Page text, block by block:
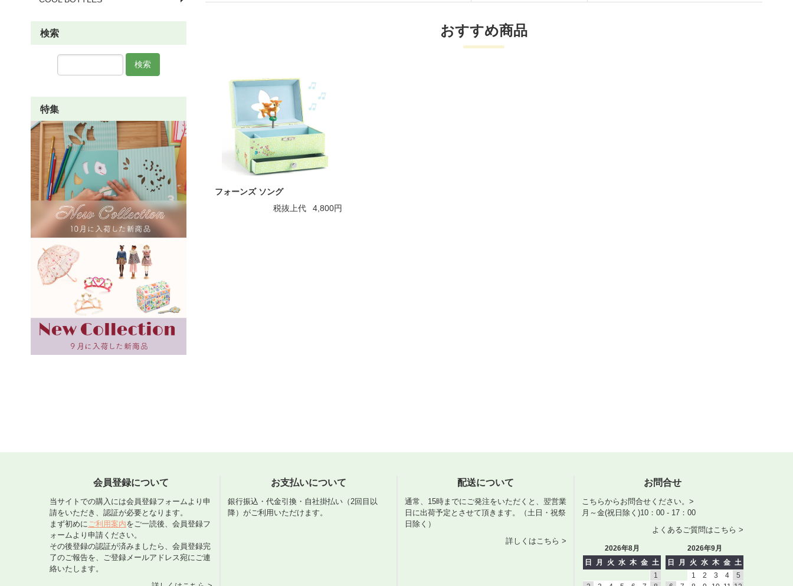
おすすめ商品
フォーンズ ソング
税抜上代
4,800円
検索
検索
特集
会員登録について
当サイトでの購入には会員登録フォームより申
請をいただき、認証が必要となります。
まず初めに ご利用案内をご一読後、会員登録フ
ォームより申請ください。
その後登録の認証が済みましたら、会員登録完
了のご報告を、ご登録メールアドレス宛にご連
絡いたします。
お支払いについて
銀行振込・代金引換・自社掛払い（2回目以
降）がご利用いただけます。
配送について
通常、15時までにご発注をいただくと、翌営業
日に出荷予定とさせて頂きます。（土日・祝祭
日除く）
詳しくはこちら >
お問合せ
こちらからお問合せください。>
月～金(祝日除く)10：00 - 17：00
よくあるご質問はこちら >
2026年8月
日
月 火 水 木 金 土
1
2026年9月
日
月 火 水 木 金 土
1
2 3 4
5